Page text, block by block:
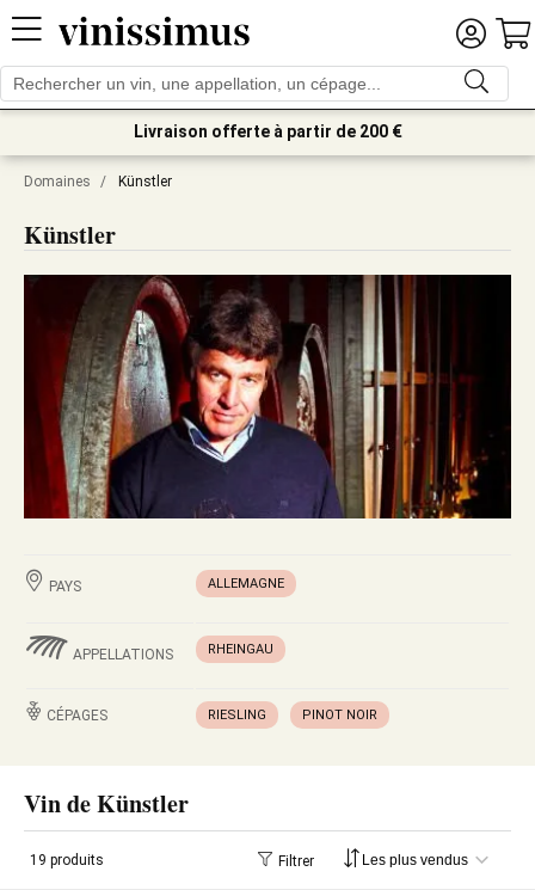
Livraison offerte à partir de 200 €
Domaines / Künstler
Künstler
PAYS ALLEMAGNE
APPELLATIONS RHEINGAU
CÉPAGES RIESLING PINOT NOIR
Vin de Künstler
19 produits Filtrer